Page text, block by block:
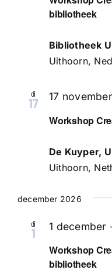
bibliotheek
Bibliotheek
Uithoorn,
di
17
Workshop
17
De Kuyper,
Uithoorn,
december 2026
di
1
Workshop
bibliotheek
1 december